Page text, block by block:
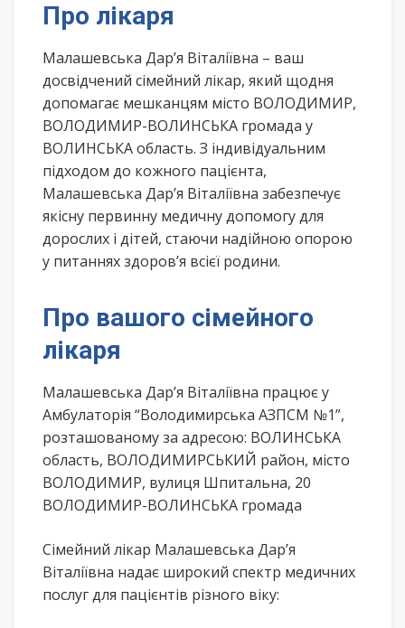
Про лікаря
Малашевська Дар’я Віталіївна – ваш
досвідчений сімейний лікар, який щодня
допомагає мешканцям місто ВОЛОДИМИР,
ВОЛОДИМИР-ВОЛИНСЬКА громада у
ВОЛИНСЬКА область. З індивідуальним
підходом до кожного пацієнта,
Малашевська Дар’я Віталіївна забезпечує
якісну первинну медичну допомогу для
дорослих і дітей, стаючи надійною опорою
у питаннях здоров’я всієї родини.
Про вашого сімейного
лікаря
Малашевська Дар’я Віталіївна працює у
Амбулаторія “Володимирська АЗПСМ №1”,
розташованому за адресою: ВОЛИНСЬКА
область, ВОЛОДИМИРСЬКИЙ район, місто
ВОЛОДИМИР, вулиця Шпитальна, 20
ВОЛОДИМИР-ВОЛИНСЬКА громада
Сімейний лікар Малашевська Дар’я
Віталіївна надає широкий спектр медичних
послуг для пацієнтів різного віку: